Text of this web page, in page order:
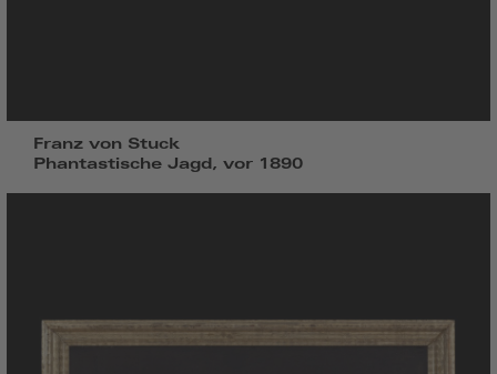
Franz von Stuck
Phantastische Jagd, vor 1890